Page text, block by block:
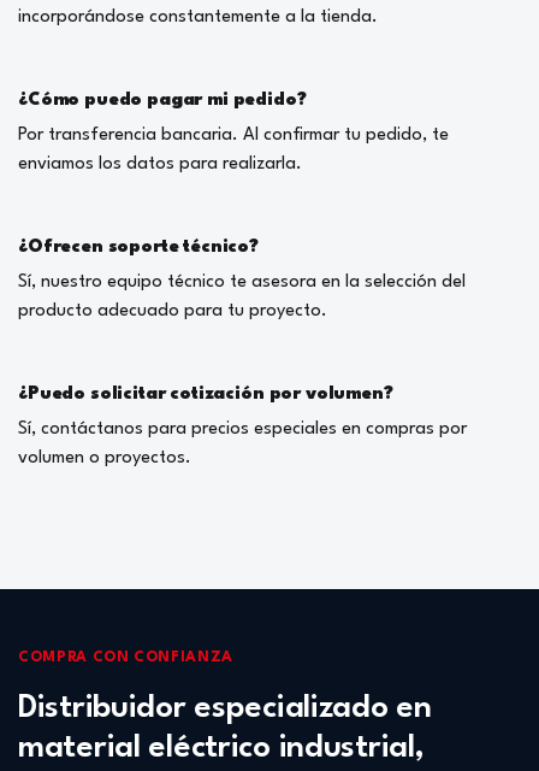
incorporándose constantemente a la tienda.
¿Cómo puedo pagar mi pedido?
Por transferencia bancaria. Al confirmar tu pedido, te
enviamos los datos para realizarla.
¿Ofrecen soporte técnico?
Sí, nuestro equipo técnico te asesora en la selección del
producto adecuado para tu proyecto.
¿Puedo solicitar cotización por volumen?
Sí, contáctanos para precios especiales en compras por
volumen o proyectos.
COMPRA CON CONFIANZA
Distribuidor especializado en
material eléctrico industrial,